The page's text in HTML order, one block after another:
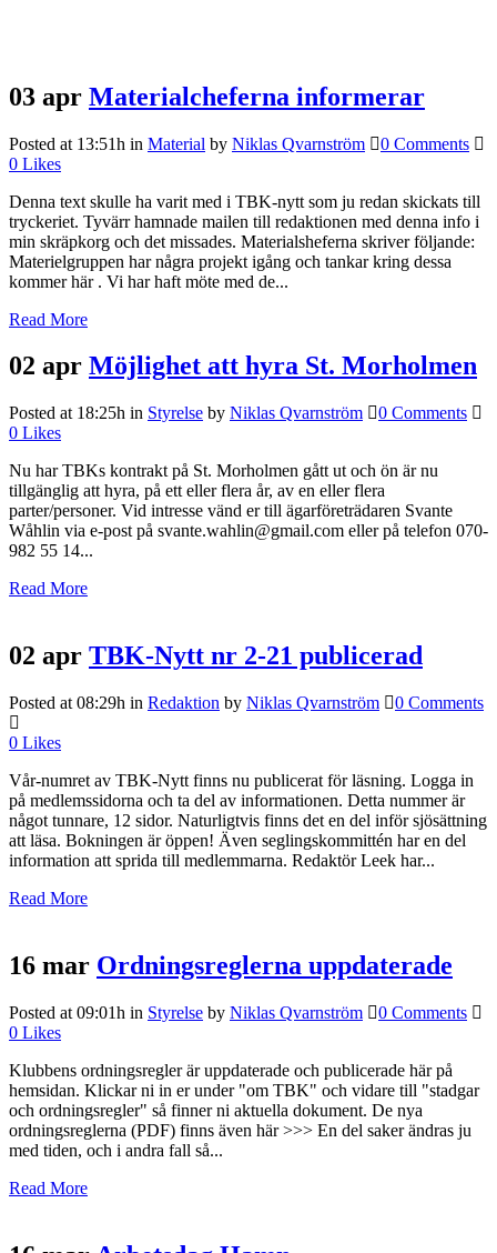
03 apr Materialcheferna informerar
Posted at 13:51h in Material by Niklas Qvarnström
0 Comments
0 Likes
Denna text skulle ha varit med i TBK-nytt som ju redan skickats till
tryckeriet. Tyvärr hamnade mailen till redaktionen med denna info i
min skräpkorg och det missades. Materialsheferna skriver följande:
Materielgruppen har några projekt igång och tankar kring dessa
kommer här . Vi har haft möte med de...
Read More
02 apr Möjlighet att hyra St. Morholmen
Posted at 18:25h in Styrelse by Niklas Qvarnström
0 Comments
0 Likes
Nu har TBKs kontrakt på St. Morholmen gått ut och ön är nu
tillgänglig att hyra, på ett eller flera år, av en eller flera
parter/personer. Vid intresse vänd er till ägarföreträdaren Svante
Wåhlin via e-post på svante.wahlin@gmail.com eller på telefon 070-
982 55 14...
Read More
02 apr TBK-Nytt nr 2-21 publicerad
Posted at 08:29h in Redaktion by Niklas Qvarnström 0 Comments
0 Likes
Vår-numret av TBK-Nytt finns nu publicerat för läsning. Logga in
på medlemssidorna och ta del av informationen. Detta nummer är
något tunnare, 12 sidor. Naturligtvis finns det en del inför sjösättning
att läsa. Bokningen är öppen! Även seglingskommittén har en del
information att sprida till medlemmarna. Redaktör Leek har...
Read More
16 mar Ordningsreglerna uppdaterade
Posted at 09:01h in Styrelse by Niklas Qvarnström
0 Comments
0 Likes
Klubbens ordningsregler är uppdaterade och publicerade här på
hemsidan. Klickar ni in er under "om TBK" och vidare till "stadgar
och ordningsregler" så finner ni aktuella dokument. De nya
ordningsreglerna (PDF) finns även här >>> En del saker ändras ju
med tiden, och i andra fall så...
Read More